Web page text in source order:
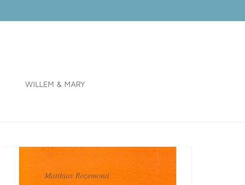
WILLEM & MARY